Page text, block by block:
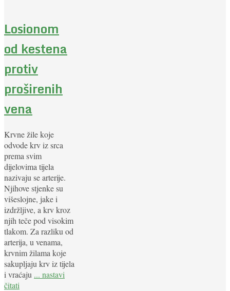
Losionom
od kestena
protiv
proširenih
vena
Krvne žile koje
odvode krv iz srca
prema svim
dijelovima tijela
nazivaju se arterije.
Njihove stjenke su
višeslojne, jake i
izdržljive, a krv kroz
njih teče pod visokim
tlakom. Za razliku od
arterija, u venama,
krvnim žilama koje
sakupljaju krv iz tijela
i vraćaju ... nastavi
čitati